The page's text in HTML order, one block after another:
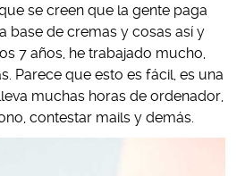
se creen que la gente paga
base de cremas y cosas así y
7 años, he trabajado mucho,
Parece que esto es fácil, es una
muchas horas de ordenador,
contestar mails y demás.